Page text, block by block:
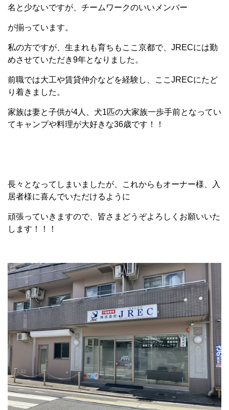
名と少ないですが、チームワークのいいメンバー
が揃っています。
私の方ですが、生まれも育ちもここ京都で、JRECには勤
めさせていただき9年となりました。
前職では大工や賃貸仲介などを経験し、ここJRECにたど
り着きました。
家族は妻と子供が4人、犬1匹の大家族一歩手前となってい
てキャンプや料理が大好きな36歳です！！
長々となってしまいましたが、これからもオーナー様、入
居者様に喜んでいただけるように
頑張っていきますので、皆さまどうぞよろしくお願いいた
します！！！